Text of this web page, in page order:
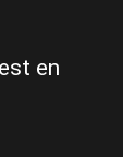
en